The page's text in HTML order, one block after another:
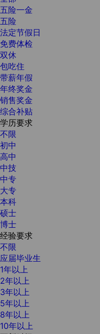
五险一金
五险
法定节假日
免费体检
双休
包吃住
带薪年假
年终奖金
销售奖金
综合补贴
学历要求
不限
初中
高中
中技
中专
大专
本科
硕士
博士
经验要求
不限
应届毕业生
1年以上
2年以上
3年以上
5年以上
8年以上
10年以上